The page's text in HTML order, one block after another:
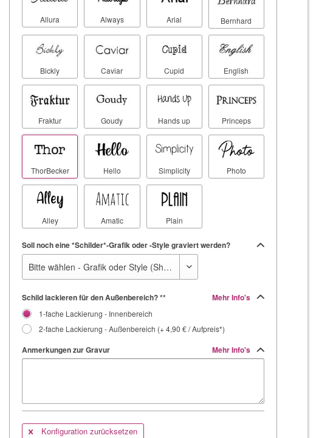
Allura Always Arial Bernhard
Bickly Caviar Cupid English
Fraktur Goudy Hands up Princeps
ThorBecker Hello Simplicity Photo
Alley Amatic Plain
Soll noch eine *Schilder*-Grafik oder -Style graviert werden?
Schild lackieren für den Außenbereich? ** Mehr Info's
1-fache Lackierung - Innenbereich
2-fache Lackierung - Außenbereich (+ 4,90 € / Aufpreis*)
Anmerkungen zur Gravur Mehr Info's
Konfiguration zurücksetzen